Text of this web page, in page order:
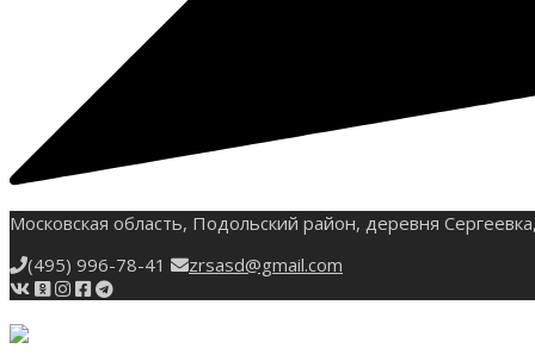
Московская область, Подольский район, деревня
(495) 996-78-41
zrsasd@gmail.com